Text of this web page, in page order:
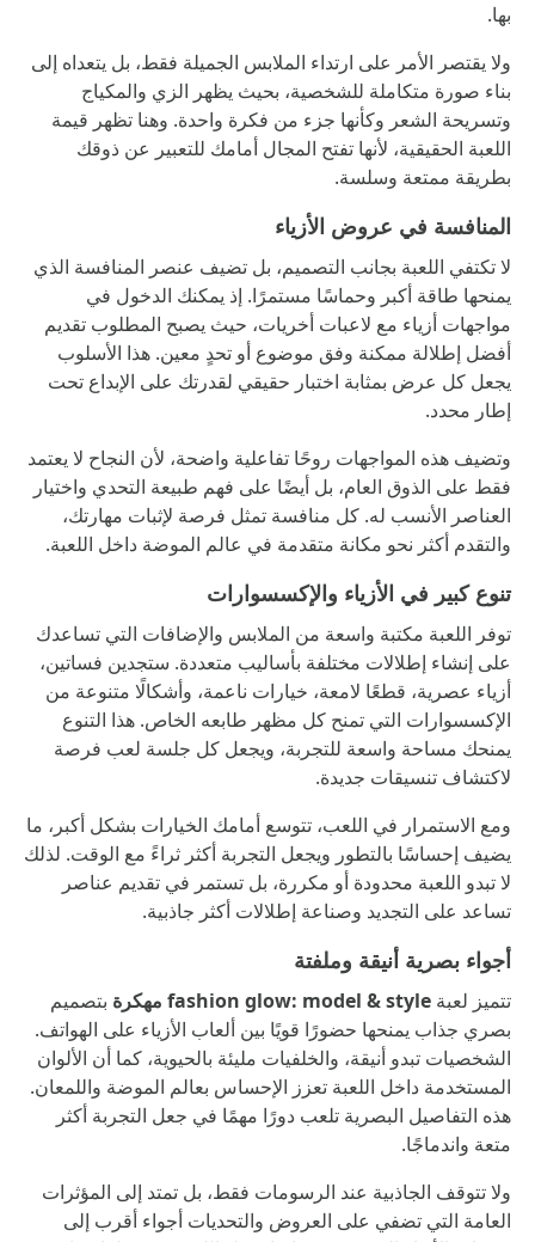
بها.
ولا يقتصر الأمر على ارتداء الملابس الجميلة فقط، بل يتعداه إلى
بناء صورة متكاملة للشخصية، بحيث يظهر الزي والمكياج
وتسريحة الشعر وكأنها جزء من فكرة واحدة. وهنا تظهر قيمة
اللعبة الحقيقية، لأنها تفتح المجال أمامك للتعبير عن ذوقك
بطريقة ممتعة وسلسة.
المنافسة في عروض الأزياء
لا تكتفي اللعبة بجانب التصميم، بل تضيف عنصر المنافسة الذي
يمنحها طاقة أكبر وحماسًا مستمرًا. إذ يمكنك الدخول في
مواجهات أزياء مع لاعبات أخريات، حيث يصبح المطلوب تقديم
أفضل إطلالة ممكنة وفق موضوع أو تحدٍ معين. هذا الأسلوب
يجعل كل عرض بمثابة اختبار حقيقي لقدرتك على الإبداع تحت
إطار محدد.
وتضيف هذه المواجهات روحًا تفاعلية واضحة، لأن النجاح لا يعتمد
فقط على الذوق العام، بل أيضًا على فهم طبيعة التحدي واختيار
العناصر الأنسب له. كل منافسة تمثل فرصة لإثبات مهارتك،
والتقدم أكثر نحو مكانة متقدمة في عالم الموضة داخل اللعبة.
تنوع كبير في الأزياء والإكسسوارات
توفر اللعبة مكتبة واسعة من الملابس والإضافات التي تساعدك
على إنشاء إطلالات مختلفة بأساليب متعددة. ستجدين فساتين،
أزياء عصرية، قطعًا لامعة، خيارات ناعمة، وأشكالًا متنوعة من
الإكسسوارات التي تمنح كل مظهر طابعه الخاص. هذا التنوع
يمنحك مساحة واسعة للتجربة، ويجعل كل جلسة لعب فرصة
لاكتشاف تنسيقات جديدة.
ومع الاستمرار في اللعب، تتوسع أمامك الخيارات بشكل أكبر، ما
يضيف إحساسًا بالتطور ويجعل التجربة أكثر ثراءً مع الوقت. لذلك
لا تبدو اللعبة محدودة أو مكررة، بل تستمر في تقديم عناصر
تساعد على التجديد وصناعة إطلالات أكثر جاذبية.
أجواء بصرية أنيقة وملفتة
تتميز لعبة fashion glow: model & style مهكرة
بتصميم
بصري جذاب يمنحها حضورًا قويًا بين ألعاب الأزياء على الهواتف.
الشخصيات تبدو أنيقة، والخلفيات مليئة بالحيوية، كما أن الألوان
المستخدمة داخل اللعبة تعزز الإحساس بعالم الموضة واللمعان.
هذه التفاصيل البصرية تلعب دورًا مهمًا في جعل التجربة أكثر
متعة واندماجًا.
ولا تتوقف الجاذبية عند الرسومات فقط، بل تمتد إلى المؤثرات
العامة التي تضفي على العروض والتحديات أجواء أقرب إلى